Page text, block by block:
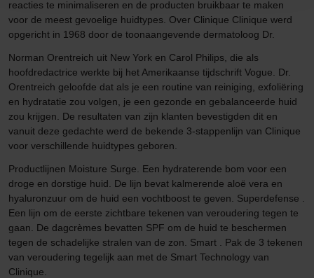
reacties te minimaliseren en de producten bruikbaar te maken
voor de meest gevoelige huidtypes. Over Clinique Clinique werd
opgericht in 1968 door de toonaangevende dermatoloog Dr.
Norman Orentreich uit New York en Carol Philips, die als
hoofdredactrice werkte bij het Amerikaanse tijdschrift Vogue. Dr.
Orentreich geloofde dat als je een routine van reiniging, exfoliëring
en hydratatie zou volgen, je een gezonde en gebalanceerde huid
zou krijgen. De resultaten van zijn klanten bevestigden dit en
vanuit deze gedachte werd de bekende 3-stappenlijn van Clinique
voor verschillende huidtypes geboren.
Productlijnen Moisture Surge. Een hydraterende bom voor een
droge en dorstige huid. De lijn bevat kalmerende aloë vera en
hyaluronzuur om de huid een vochtboost te geven. Superdefense .
Een lijn om de eerste zichtbare tekenen van veroudering tegen te
gaan. De dagcrèmes bevatten SPF om de huid te beschermen
tegen de schadelijke stralen van de zon. Smart . Pak de 3 tekenen
van veroudering tegelijk aan met de Smart Technology van
Clinique.